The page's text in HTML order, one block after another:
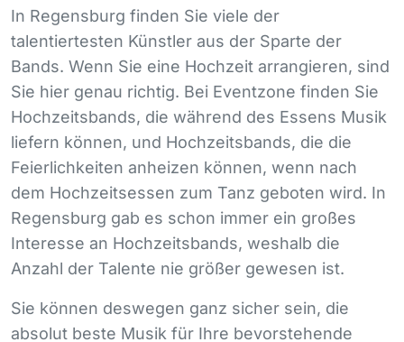
In Regensburg finden Sie viele der
talentiertesten Künstler aus der Sparte der
Bands. Wenn Sie eine Hochzeit arrangieren, sind
Sie hier genau richtig. Bei Eventzone finden Sie
Hochzeitsbands, die während des Essens Musik
liefern können, und Hochzeitsbands, die die
Feierlichkeiten anheizen können, wenn nach
dem Hochzeitsessen zum Tanz geboten wird. In
Regensburg gab es schon immer ein großes
Interesse an Hochzeitsbands, weshalb die
Anzahl der Talente nie größer gewesen ist.
Sie können deswegen ganz sicher sein, die
absolut beste Musik für Ihre bevorstehende